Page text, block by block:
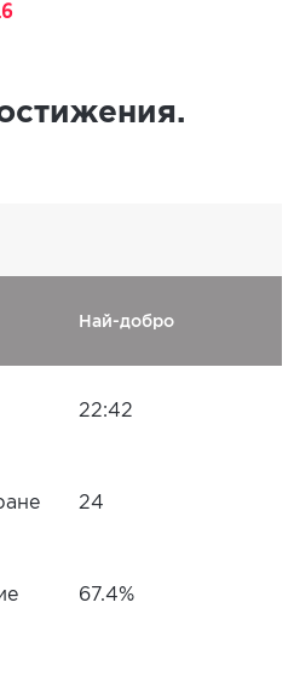
Най-добро
22:42
24
67.4%